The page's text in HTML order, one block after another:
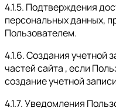
4.1.5. Подтверждения
персональных данных,
Пользователем.
4.1.6. Создания учетной
частей сайта , если
создание учетной
4.1.7. Уведомления